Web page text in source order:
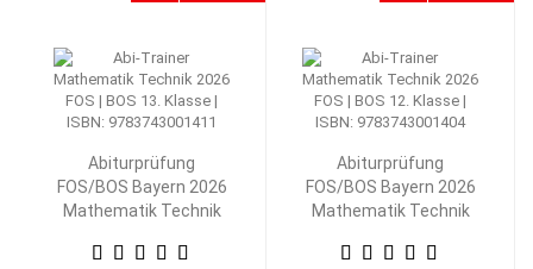
Abiturprüfung
FOS/BOS Bayern 2026
Mathematik Technik
Abiturprüfung
FOS/BOS Bayern 2026
Mathematik Technik